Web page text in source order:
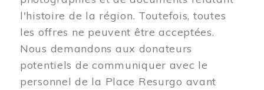
l'histoire de la région. Toutefois, toutes
les offres ne peuvent être acceptées.
Nous demandons aux donateurs
potentiels de communiquer avec le
personnel de la Place Resurgo avant